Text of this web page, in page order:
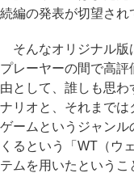
続編の発表が切望され
そんなオリジナル版
プレーヤーの間で高
由として、誰しも思
ナリオと、それまで
ゲームというジャンル
くるという「WT（ウ
テムを用いたという